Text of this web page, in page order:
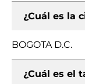
¿Cuál es la
BOGOTA D.C.
¿Cuál es el